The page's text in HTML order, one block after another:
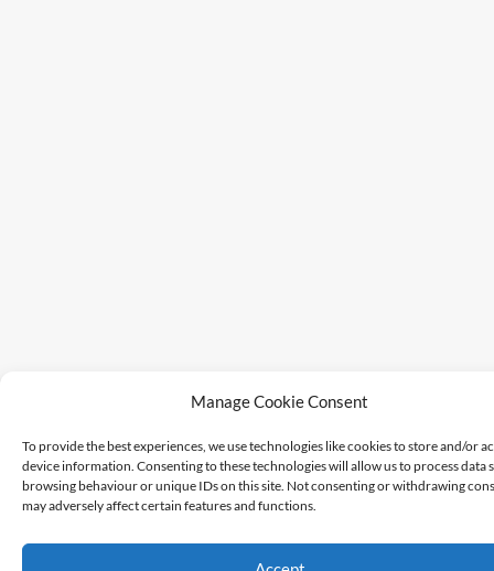
Manage Cookie Consent
To provide the best experiences, we use technologies like cookies to store and/or
device information. Consenting to these technologies will allow us to process data
browsing behaviour or unique IDs on this site. Not consenting or withdrawing
may adversely affect certain features and functions.